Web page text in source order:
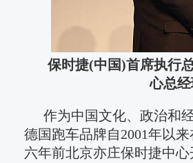
保时捷(中国)首席执行
心总
作为中国文化、政治和
德国跑车品牌自2001年以
六年前北京亦庄保时捷中